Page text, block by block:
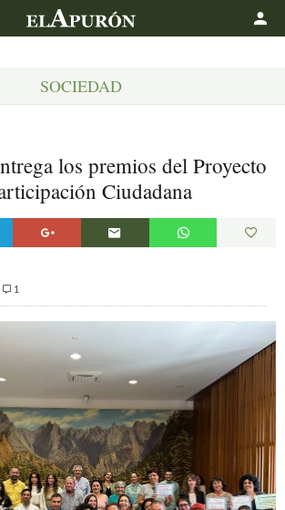
SOCIEDAD
los premios del Proyecto
Ciudadana
1